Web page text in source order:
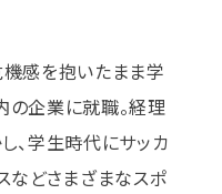
機感を抱いたまま学
の企業に就職。経理
、学生時代にサッカ
などさまざまなスポ